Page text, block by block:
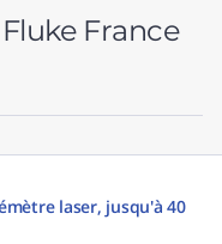
France
laser, jusqu'à 40